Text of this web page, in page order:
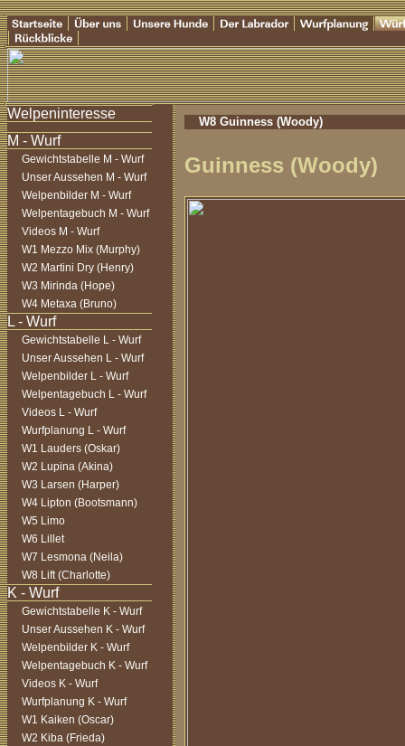
Gewichtstabelle M - Wurf
Unser Aussehen M - Wurf
Welpenbilder M - Wurf
Welpentagebuch M - Wurf
Videos M - Wurf
W1 Mezzo Mix (Murphy)
W2 Martini Dry (Henry)
W3 Mirinda (Hope)
W4 Metaxa (Bruno)
Gewichtstabelle L - Wurf
Unser Aussehen L - Wurf
Welpenbilder L - Wurf
Welpentagebuch L - Wurf
Videos L - Wurf
Wurfplanung L - Wurf
W1 Lauders (Oskar)
W2 Lupina (Akina)
W3 Larsen (Harper)
W4 Lipton (Bootsmann)
W5 Limo
W6 Lillet
W7 Lesmona (Neila)
W8 Lift (Charlotte)
Gewichtstabelle K - Wurf
Unser Aussehen K - Wurf
Welpenbilder K - Wurf
Welpentagebuch K - Wurf
Videos K - Wurf
Wurfplanung K - Wurf
W1 Kaiken (Oscar)
W2 Kiba (Frieda)
W8 Guinness (Woody)
Guinness (Woody)